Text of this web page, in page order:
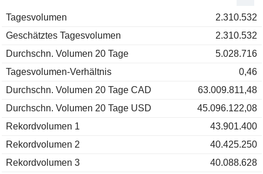
Tagesvolumen
2.310.532
Geschätztes Tagesvolumen
2.310.532
Durchschn. Volumen 20 Tage
5.028.716
Tagesvolumen-Verhältnis
0,46
Durchschn. Volumen 20 Tage CAD
63.009.811,48
Durchschn. Volumen 20 Tage USD
45.096.122,08
Rekordvolumen 1
43.901.400
Rekordvolumen 2
40.425.250
Rekordvolumen 3
40.088.628